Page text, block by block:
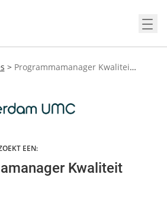
> Programmamanager Kwaliteit en Zorg
EEN:
Kwaliteit